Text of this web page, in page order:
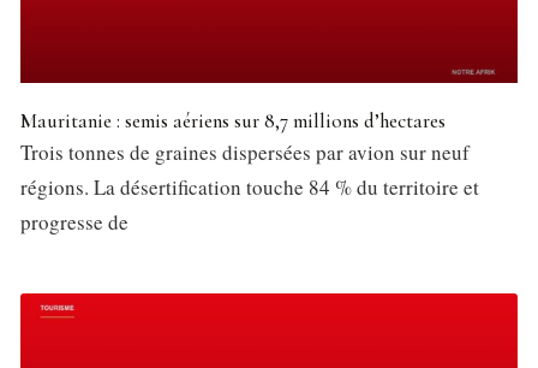
Mauritanie : semis aériens sur 8,7 millions d’hectares
Trois tonnes de graines dispersées par avion sur neuf
régions. La désertification touche 84 % du territoire et
progresse de